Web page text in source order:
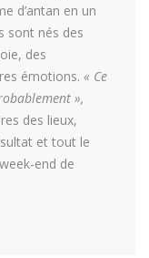
d’antan en un
sont nés des
des
émotions. « Ce
»,
des lieux,
et tout le
end de